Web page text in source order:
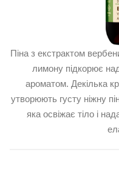
Піна з екстрактом
лимону підкорює
ароматом. Декілька
утворюють густу ніжну
яка освіжає тіло і